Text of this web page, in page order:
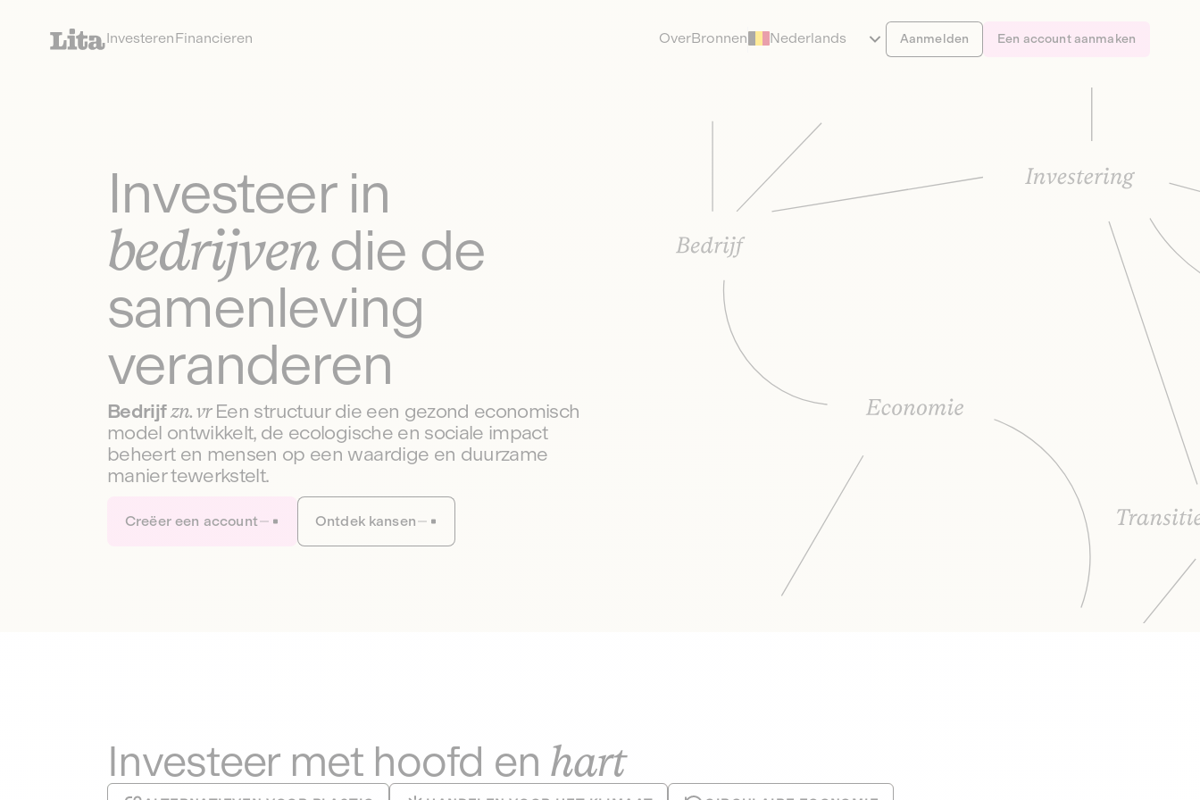
InvesterenFinancieren OverBronnen Nederlands Aanmelden Een account aanmaken
Investeer in
bedrijvendie de
samenleving
veranderen
Bedrijfzn. vrEen structuur die een gezond economisch
model ontwikkelt, de ecologische en sociale impact
beheert en mensen op een waardige en duurzame
manier tewerkstelt.
Creëer een account Ontdek kansen
Investeer met hoofd en hart